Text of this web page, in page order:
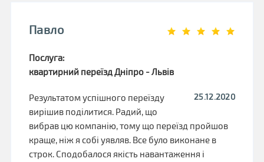
Павло
Послуга:
квартирний переїзд Дніпро - Львів
25.12.2020
Результатом успішного переїзду
вирішив поділитися. Радий, що
вибрав цю компанію, тому що переїзд пройшов
краще, ніж я собі уявляв. Все було виконане в
строк. Сподобалося якість навантаження і